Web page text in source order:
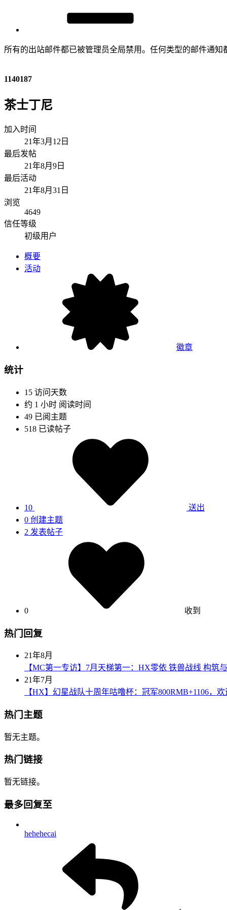
所有的出站邮件都已被管理员全局禁用。任何类型的邮件通知
1140187
茶士丁尼
加入时间
21年3月12日
最后发帖
21年8月9日
最后活动
21年8月31日
浏览
4649
信任等级
初级用户
概要
活动
徽章
统计
15 访问天数
约 1 小时 阅读时间
49 已阅主题
518 已读帖子
10
送出
0 创建主题
2 发表帖子
0 收到
热门回复
21年8月
【MC第一专访】7月天梯第一：HX零依 铁兽战线 构筑
21年7月
【HX】幻星战队十周年咕噜杯：冠军800RMB+1106，欢
热门主题
暂无主题。
热门链接
暂无链接。
最多回复至
hehehecai